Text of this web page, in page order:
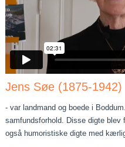
Jens Søe (1875-1942)
- var landmand og boede i
samfundsforhold. Disse digte
også humoristiske digte med